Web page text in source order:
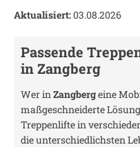
Aktualisiert:03.08.2026
Passende
inZangberg
Wer inZangbergeine
maßgeschneiderte
Treppenlifte in
die unterschiedlichsten